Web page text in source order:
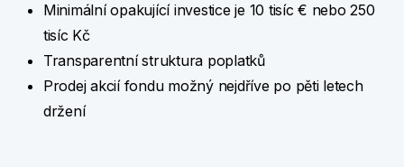
Minimální opakující investice je 10 tisíc € nebo 250
tisíc Kč
Transparentní struktura poplatků
Prodej akcií fondu možný nejdříve po pěti letech
držení